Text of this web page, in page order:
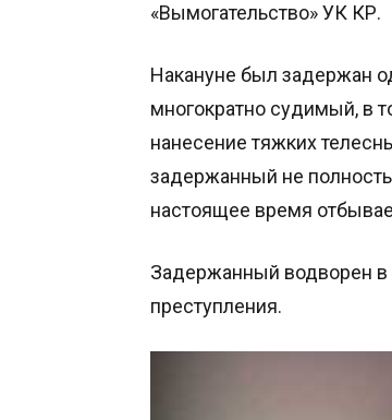
«Вымогательство» УК КР.
Накануне был задержан
многократно судимый, в
нанесение тяжких
задержанный не
настоящее время
Задержанный водворен в
преступления.